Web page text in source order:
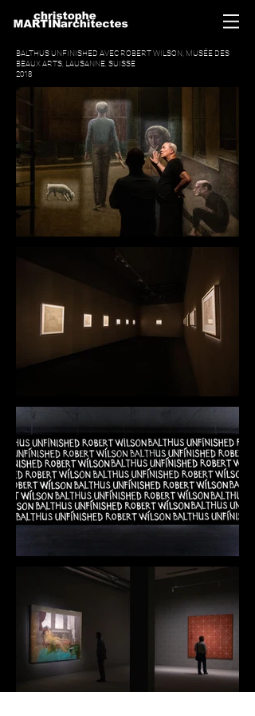
BALTHUS UNFINISHED AVEC ROBERT WILSON, MUSÉE DES
BEAUX ARTS, LAUSANNE, SUISSE
2018